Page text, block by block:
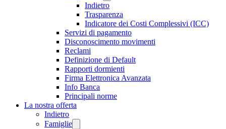
Indietro
Trasparenza
Indicatore dei Costi Complessivi (ICC)
Servizi di pagamento
Disconoscimento movimenti
Reclami
Definizione di Default
Rapporti dormienti
Firma Elettronica Avanzata
Info Banca
Principali norme
La nostra offerta
Indietro
Famiglie